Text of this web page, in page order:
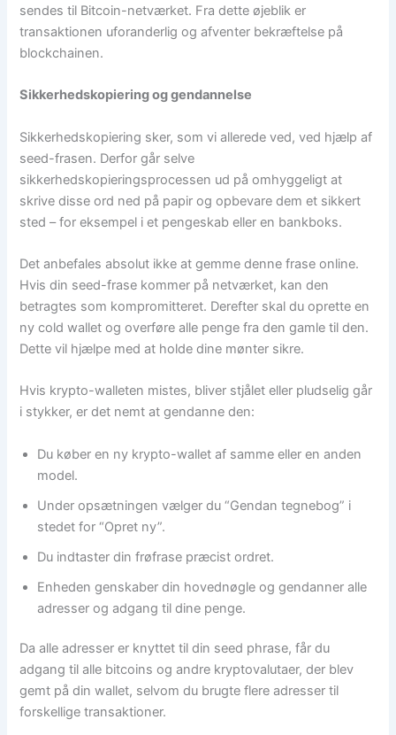
sendes til Bitcoin-netværket. Fra dette øjeblik er
transaktionen uforanderlig og afventer bekræftelse på
blockchainen.
Sikkerhedskopiering og gendannelse
Sikkerhedskopiering sker, som vi allerede ved, ved hjælp af
seed-frasen. Derfor går selve
sikkerhedskopieringsprocessen ud på omhyggeligt at
skrive disse ord ned på papir og opbevare dem et sikkert
sted – for eksempel i et pengeskab eller en bankboks.
Det anbefales absolut ikke at gemme denne frase online.
Hvis din seed-frase kommer på netværket, kan den
betragtes som kompromitteret. Derefter skal du oprette en
ny cold wallet og overføre alle penge fra den gamle til den.
Dette vil hjælpe med at holde dine mønter sikre.
Hvis krypto-walleten mistes, bliver stjålet eller pludselig går
i stykker, er det nemt at gendanne den:
Du køber en ny krypto-wallet af samme eller en anden
model.
Under opsætningen vælger du “Gendan tegnebog” i
stedet for “Opret ny”.
Du indtaster din frøfrase præcist ordret.
Enheden genskaber din hovednøgle og gendanner alle
adresser og adgang til dine penge.
Da alle adresser er knyttet til din seed phrase, får du
adgang til alle bitcoins og andre kryptovalutaer, der blev
gemt på din wallet, selvom du brugte flere adresser til
forskellige transaktioner.